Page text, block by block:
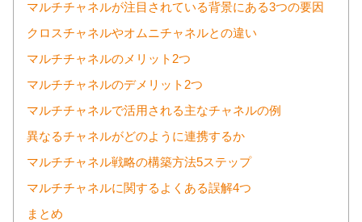
マルチチャネルが注目されている背景にある3つの要因
クロスチャネルやオムニチャネルとの違い
マルチチャネルのメリット2つ
マルチチャネルのデメリット2つ
マルチチャネルで活用される主なチャネルの例
異なるチャネルがどのように連携するか
マルチチャネル戦略の構築方法5ステップ
マルチチャネルに関するよくある誤解4つ
まとめ